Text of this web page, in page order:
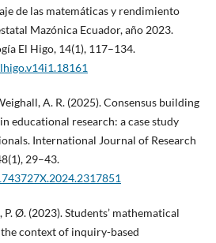
de las matemáticas y rendimiento
Mazónica Ecuador, año 2023.
El Higo, 14(1), 117–134.
A. R. (2025). Consensus building
educational research: a case study
International Journal of Research
29–43.
P. Ø. (2023). Students’ mathematical
context of inquiry-based